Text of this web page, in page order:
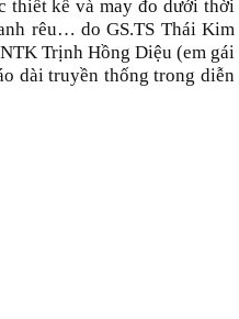
thiết kế và may đo dưới thời
rêu… do GS.TS Thái Kim
Trịnh Hồng Diệu (em gái
dài truyền thống trong diễn